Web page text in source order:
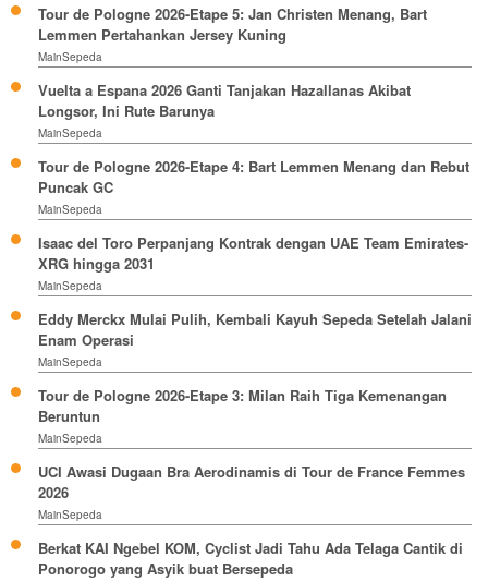
Tour de Pologne 2026-Etape 5: Jan Christen Menang, Bart
Lemmen Pertahankan Jersey Kuning
MainSepeda
Vuelta a Espana 2026 Ganti Tanjakan Hazallanas Akibat
Longsor, Ini Rute Barunya
MainSepeda
Tour de Pologne 2026-Etape 4: Bart Lemmen Menang dan Rebut
Puncak GC
MainSepeda
Isaac del Toro Perpanjang Kontrak dengan UAE Team Emirates-
XRG hingga 2031
MainSepeda
Eddy Merckx Mulai Pulih, Kembali Kayuh Sepeda Setelah Jalani
Enam Operasi
MainSepeda
Tour de Pologne 2026-Etape 3: Milan Raih Tiga Kemenangan
Beruntun
MainSepeda
UCI Awasi Dugaan Bra Aerodinamis di Tour de France Femmes
2026
MainSepeda
Berkat KAI Ngebel KOM, Cyclist Jadi Tahu Ada Telaga Cantik di
Ponorogo yang Asyik buat Bersepeda